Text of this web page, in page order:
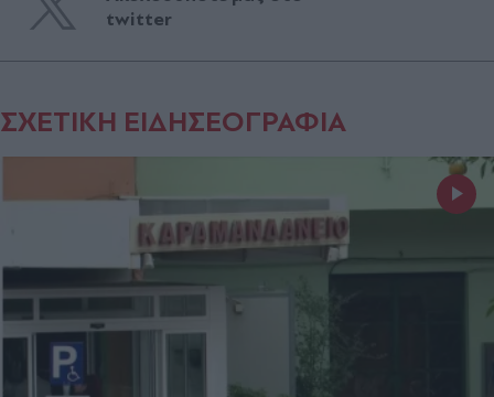
twitter
ΣΧΕΤΙΚΗ ΕΙΔΗΣΕΟΓΡΑΦΙΑ